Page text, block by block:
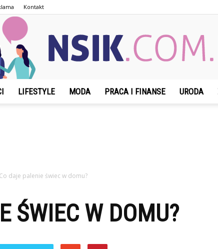
Kontakt
LIFESTYLE MODA PRACA I FINANSE URODA
Co daje palenie świec w domu?
ŚWIEC W DOMU?